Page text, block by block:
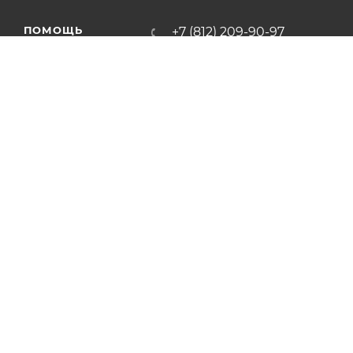
ПОМОЩЬ +7 (812) 209-90-97